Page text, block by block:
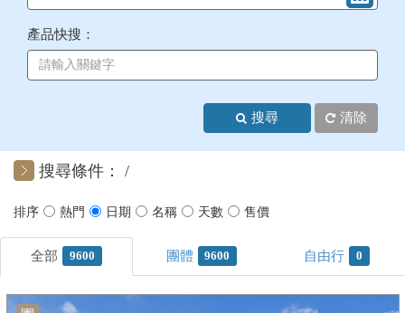
美加紐澳 +
+
客製化行程
產品快搜：
搜尋 清除
搜尋條件：
9600 9600 0